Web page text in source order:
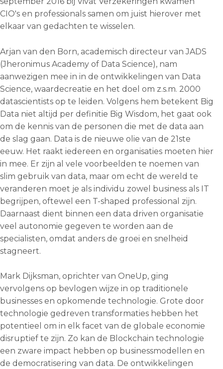
CIO's en professionals samen om juist hierover met
elkaar van gedachten te wisselen.
Arjan van den Born, academisch directeur van JADS
(Jheronimus Academy of Data Science), nam
aanwezigen mee in in de ontwikkelingen van Data
Science, waardecreatie en het doel om z.s.m. 2000
datascientists op te leiden. Volgens hem betekent Big
Data niet altijd per definitie Big Wisdom, het gaat ook
om de kennis van de personen die met de data aan
de slag gaan. Data is de nieuwe olie van de 21ste
eeuw. Het raakt iedereen en organisaties moeten hier
in mee. Er zijn al vele voorbeelden te noemen van
slim gebruik van data, maar om echt de wereld te
veranderen moet je als individu zowel business als IT
begrijpen, oftewel een T-shaped professional zijn.
Daarnaast dient binnen een data driven organisatie
veel autonomie gegeven te worden aan de
specialisten, omdat anders de groei en snelheid
stagneert.
Mark Dijksman, oprichter van OneUp, ging
vervolgens op bevlogen wijze in op traditionele
businesses en opkomende technologie. Grote door
technologie gedreven transformaties hebben het
potentieel om in elk facet van de globale economie
disruptief te zijn. Zo kan de Blockchain technologie
een zware impact hebben op businessmodellen en
de democratisering van data. De ontwikkelingen